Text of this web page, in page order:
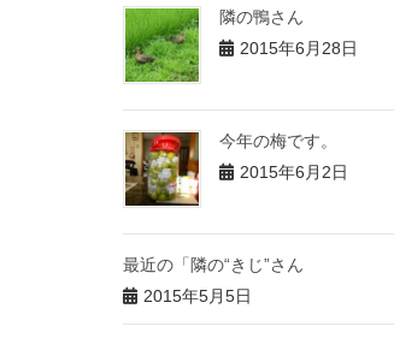
隣の鴨さん
2015年6月28日
今年の梅です。
2015年6月2日
最近の「隣の“きじ”さん
2015年5月5日